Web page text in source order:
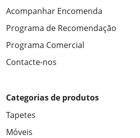
Acompanhar Encomenda
Programa de Recomendação
Programa Comercial
Contacte-nos
Categorias de produtos
Tapetes
Móveis